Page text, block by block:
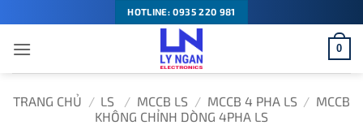
qua
nội
dung
HOTLINE: 0935 220 981
0
TRANG CHỦ / LS / MCCB LS / MCCB 4 PHA LS / MCCB
KHÔNG CHỈNH DÒNG 4PHA LS